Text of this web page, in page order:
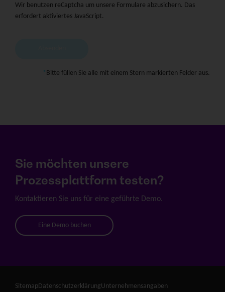
Wir benutzen reCaptcha um unsere Formulare abzusichern. Das
erfordert aktiviertes JavaScript.
Bitte füllen Sie alle mit einem Stern markierten Felder aus.
Sie möchten unsere
Prozessplattform testen?
Kontaktieren Sie uns für eine geführte Demo.
Eine Demo buchen
SitemapDatenschutzerklärungUnternehmensangaben